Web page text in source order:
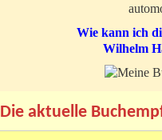
Wie kann ich
Wilhelm
Die aktuelle